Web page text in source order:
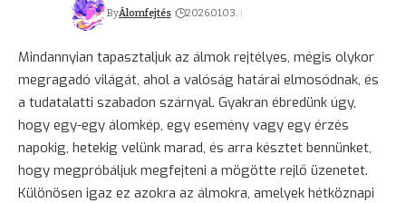
ByÁlomfejtés 2026.01.03.
Mindannyian tapasztaljuk az álmok rejtélyes, mégis olykor
megragadó világát, ahol a valóság határai elmosódnak, és
a tudatalatti szabadon szárnyal. Gyakran ébredünk úgy,
hogy egy-egy álomkép, egy esemény vagy egy érzés
napokig, hetekig velünk marad, és arra késztet bennünket,
hogy megpróbáljuk megfejteni a mögötte rejlő üzenetet.
Különösen igaz ez azokra az álmokra, amelyek hétköznapi